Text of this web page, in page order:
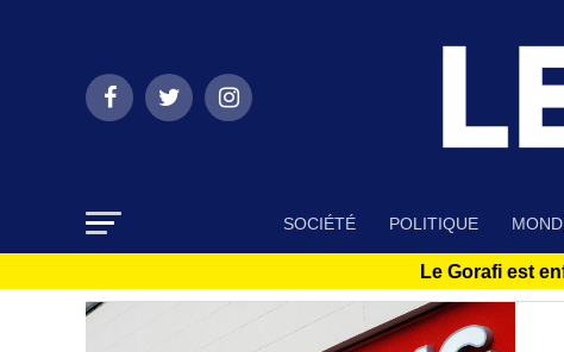
SOCIÉTÉ POLITIQUE
Le Gorafi est